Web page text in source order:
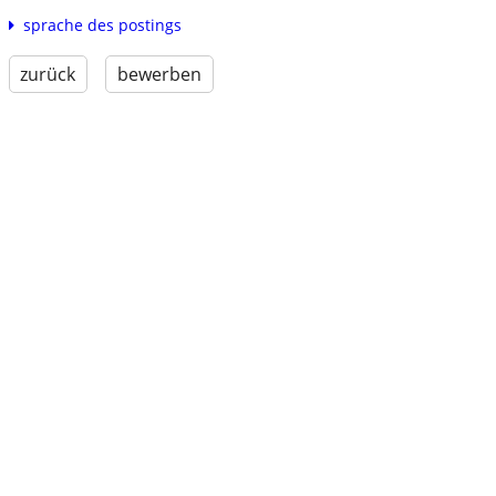
sprache des postings
zurück bewerben